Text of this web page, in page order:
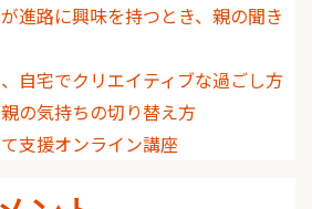
進路に興味を持つとき、親の聞き
自宅でクリエイティブな過ごし方
の気持ちの切り替え方
支援オンライン講座